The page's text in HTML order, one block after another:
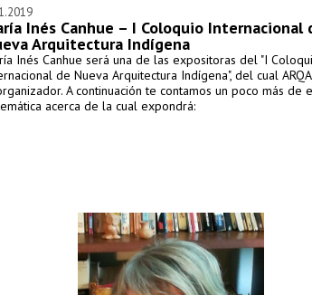
Inés Canhue – I Coloquio Internacional
Arquitectura Indígena
Inés Canhue será una de las expositoras del "I
de Nueva Arquitectura Indígena", del cual
A continuación te contamos un poco más de
acerca de la cual expondrá: